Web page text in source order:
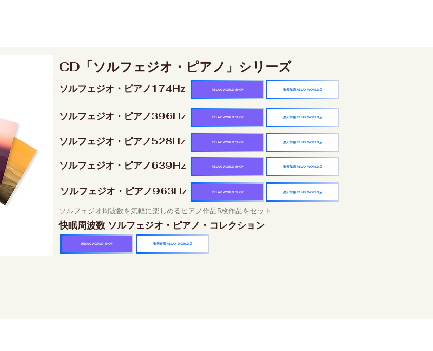
CD「ソルフェジオ・ピアノ」シリーズ
ソルフェジオ・ピアノ174Hz 楽天市場 RELAX WORLD店
RELAX WORLD SHOP
ソルフェジオ・ピアノ396Hz 楽天市場 RELAX WORLD店
RELAX WORLD SHOP
ソルフェジオ・ピアノ528Hz 楽天市場 RELAX WORLD店
RELAX WORLD SHOP
ソルフェジオ・ピアノ639Hz 楽天市場 RELAX WORLD店
RELAX WORLD SHOP
ソルフェジオ・ピアノ963Hz 楽天市場 RELAX WORLD店
RELAX WORLD SHOP
ソルフェジオ周波数を気軽に楽しめるピアノ作品5枚作品をセット
快眠周波数 ソルフェジオ・ピアノ・コレクション
RELAX WORLD SHOP 楽天市場 RELAX WORLD店